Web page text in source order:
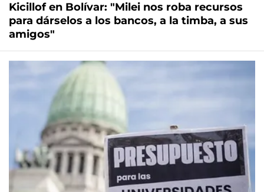
Kicillof en Bolívar: "Milei nos roba recursos
para dárselos a los bancos, a la timba, a sus
amigos"